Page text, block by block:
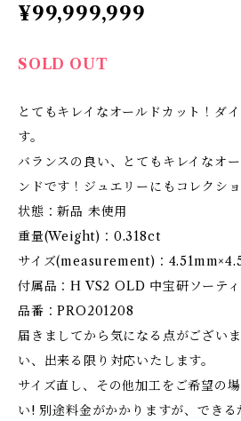
¥99,999,999
SOLD OUT
とてもキレイなオールドカット！ダ
す。
バランスの良い、とてもキレイなオ
ンドです！ジュエリーにもコレクショ
状態：新品 未使用
重量(Weight)：0.318ct
サイズ(measurement)：
付属品：H VS2 OLD 中宝研ソーテ
品番：PRO201208
届きましてから気になる点がござい
い、出来る限り対応いたします。
サイズ直し、その他加工をご希望の
い! 別途料金がかかりますが、できる